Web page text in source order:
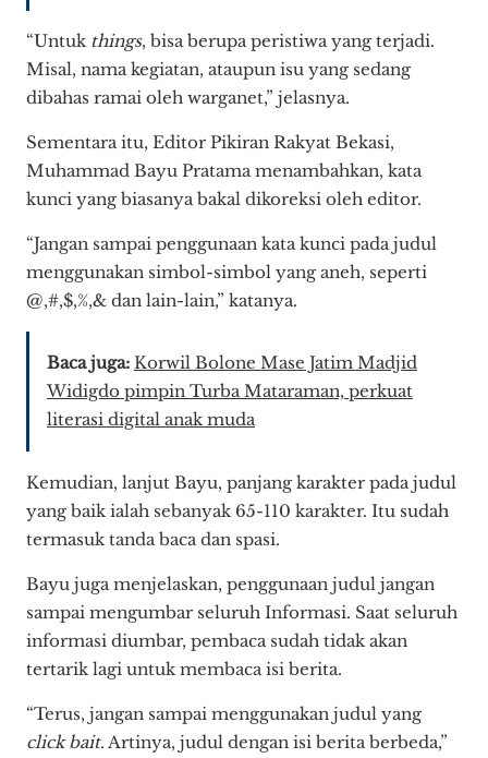
“Untuk things, bisa berupa peristiwa yang terjadi.
Misal, nama kegiatan, ataupun isu yang sedang
dibahas ramai oleh warganet,” jelasnya.
Sementara itu, Editor Pikiran Rakyat Bekasi,
Muhammad Bayu Pratama menambahkan, kata
kunci yang biasanya bakal dikoreksi oleh editor.
“Jangan sampai penggunaan kata kunci pada judul
menggunakan simbol-simbol yang aneh, seperti
@,#,$,%,& dan lain-lain,” katanya.
Baca juga: Korwil Bolone Mase Jatim Madjid
Widigdo pimpin Turba Mataraman, perkuat
literasi digital anak muda
Kemudian, lanjut Bayu, panjang karakter pada judul
yang baik ialah sebanyak 65-110 karakter. Itu sudah
termasuk tanda baca dan spasi.
Bayu juga menjelaskan, penggunaan judul jangan
sampai mengumbar seluruh Informasi. Saat seluruh
informasi diumbar, pembaca sudah tidak akan
tertarik lagi untuk membaca isi berita.
“Terus, jangan sampai menggunakan judul yang
click bait. Artinya, judul dengan isi berita berbeda,”